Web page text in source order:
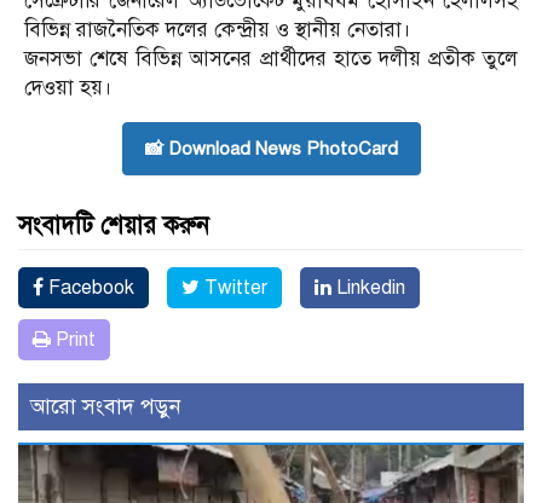
বিভিন্ন রাজনৈতিক দলের কেন্দ্রীয় ও স্থানীয় নেতারা।
জনসভা শেষে বিভিন্ন আসনের প্রার্থীদের হাতে দলীয় প্রতীক তুলে
দেওয়া হয়।
📸 Download News PhotoCard
সংবাদটি শেয়ার করুন
Facebook Twitter Linkedin
Print
আরো সংবাদ পড়ুন